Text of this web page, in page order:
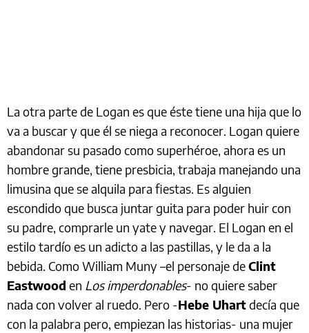
La otra parte de Logan es que éste tiene una hija que lo
va a buscar y que él se niega a reconocer. Logan quiere
abandonar su pasado como superhéroe, ahora es un
hombre grande, tiene presbicia, trabaja manejando una
limusina que se alquila para fiestas. Es alguien
escondido que busca juntar guita para poder huir con
su padre, comprarle un yate y navegar. El Logan en el
estilo tardío es un adicto a las pastillas, y le da a la
bebida. Como William Muny –el personaje deClint
Eastwood en Los imperdonables- no quiere saber
nada con volver al ruedo. Pero -Hebe Uhartdecía que
con la palabra pero, empiezan las historias- una mujer